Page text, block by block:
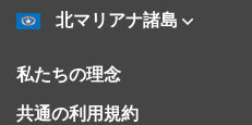
北マリアナ諸島
私たちの理念
共通の利用規約